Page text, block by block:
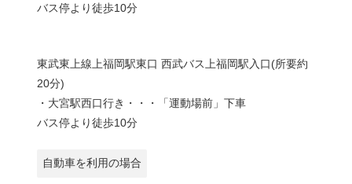
バス停より徒歩10分
東武東上線上福岡駅東口 西武バス上福岡駅入口(所要約
20分)
・大宮駅西口行き・・・「運動場前」下車
バス停より徒歩10分
自動車を利用の場合